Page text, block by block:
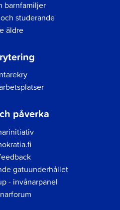
barnfamiljer
studerande
äldre
påverka
gatuunderhållet
- invånarpanel